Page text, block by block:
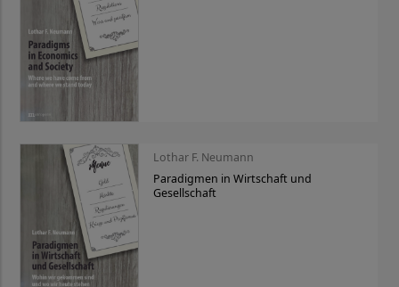
Lothar F. Neumann
Paradigmen in Wirtschaft und
Gesellschaft